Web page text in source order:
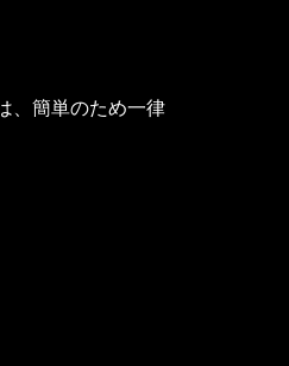
、簡単のため一律